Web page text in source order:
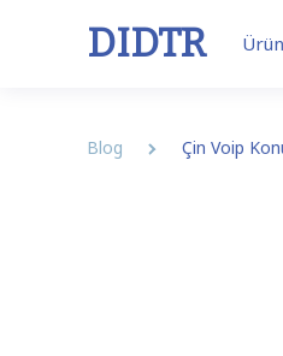
DIDTR
Blog Çin Voip